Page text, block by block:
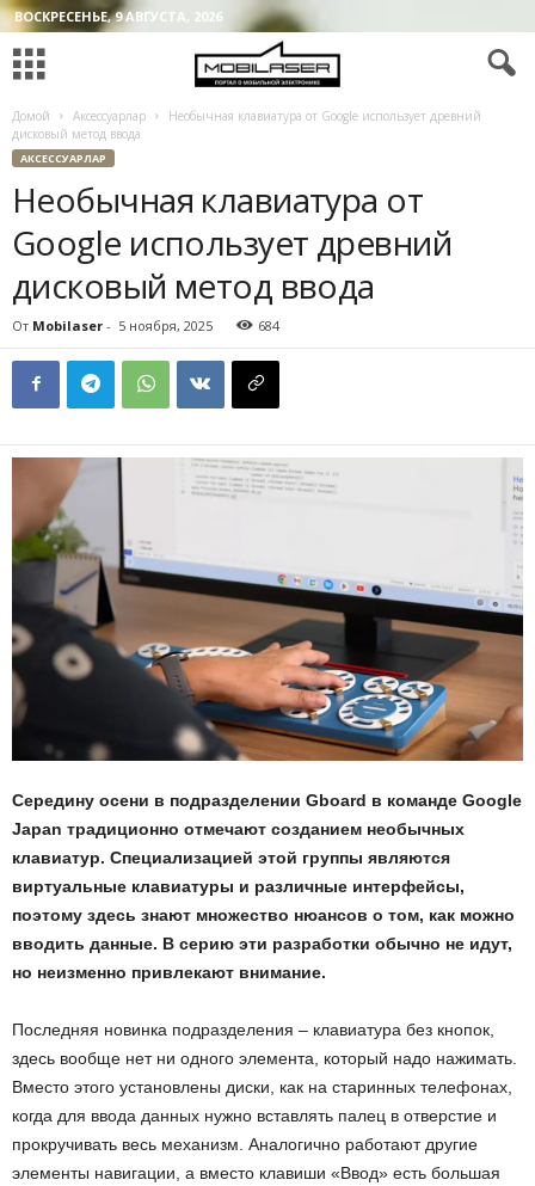
ВОСКРЕСЕНЬЕ, 9 АВГУСТА, 2026
Домой Аксессуарлар
Необычная клавиатура от Google использует древний
дисковый метод ввода
АКСЕССУАРЛАР
Необычная клавиатура от
Google использует древний
дисковый метод ввода
От Mobilaser - 5 ноября, 2025 684
Середину осени в подразделении Gboard в команде Google
Japan традиционно отмечают созданием необычных
клавиатур. Специализацией этой группы являются
виртуальные клавиатуры и различные интерфейсы,
поэтому здесь знают множество нюансов о том, как можно
вводить данные. В серию эти разработки обычно не идут,
но неизменно привлекают внимание.
Последняя новинка подразделения – клавиатура без кнопок,
здесь вообще нет ни одного элемента, который надо нажимать.
Вместо этого установлены диски, как на старинных телефонах,
когда для ввода данных нужно вставлять палец в отверстие и
прокручивать весь механизм. Аналогично работают другие
элементы навигации, а вместо клавиши «Ввод» есть большая